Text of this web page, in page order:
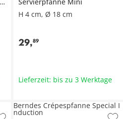
Servierpfanne Mini
H 4 cm, Ø 18 cm
29,89
Lieferzeit: bis zu 3 Werktage
Berndes Crépespfanne Special I
nduction